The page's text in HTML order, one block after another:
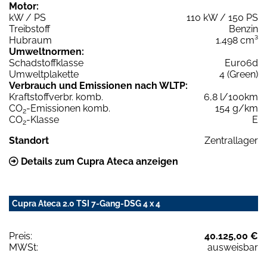
Motor:
kW / PS
110 kW / 150 PS
Treibstoff
Benzin
Hubraum
1.498 cm³
Umweltnormen:
Schadstoffklasse
Euro6d
Umweltplakette
4 (Green)
Verbrauch und Emissionen nach WLTP:
Kraftstoffverbr. komb.
6,8 l/100km
CO2-Emissionen komb.
154 g/km
CO2-Klasse
E
Standort
Zentrallager
Details zum Cupra Ateca anzeigen
Cupra Ateca 2.0 TSI 7-Gang-DSG 4 x 4
Preis:
40.125,00 €
MWSt:
ausweisbar